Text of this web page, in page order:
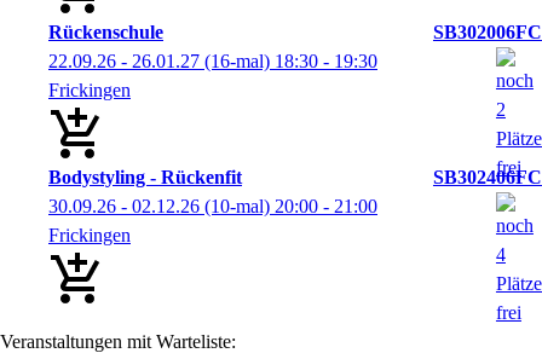
Rückenschule
SB302006FC
22.09.26 - 26.01.27 (16-mal) 18:30 - 19:30
Frickingen
Bodystyling - Rückenfit
SB302406FC
30.09.26 - 02.12.26 (10-mal) 20:00 - 21:00
Frickingen
Veranstaltungen mit Warteliste: